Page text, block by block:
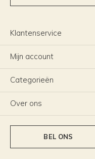
Klantenservice
Mijn account
Categorieën
Over ons
BEL ONS